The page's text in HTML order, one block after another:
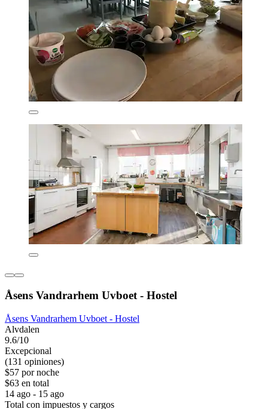
Åsens Vandrarhem Uvboet - Hostel
Åsens Vandrarhem Uvboet - Hostel
Alvdalen
9.6/10
Excepcional
(131 opiniones)
$57 por noche
$63 en total
14 ago - 15 ago
Total con impuestos y cargos